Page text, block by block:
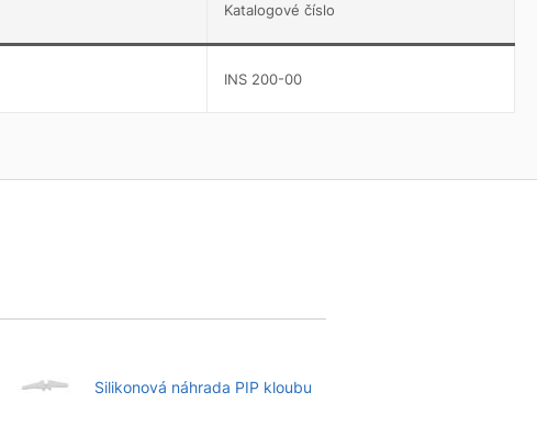
Katalogové číslo
INS 200-00
Silikonová náhrada PIP kloubu